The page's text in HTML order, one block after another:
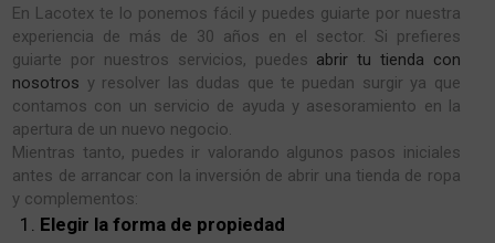
En Lacotex te lo ponemos fácil y puedes guiarte por nuestra
experiencia de más de 30 años en el sector. Si prefieres
guiarte por nuestros servicios, puedes abrir tu tienda con
nosotros y resolver las dudas que te puedan surgir ya que
contamos con un servicio de ayuda y asesoramiento en la
apertura de un nuevo negocio.
Mientras tanto, puedes ir valorando algunos pasos iniciales
antes de arrancar con la inversión de abrir una tienda de ropa
y complementos:
Elegir la forma de propiedad